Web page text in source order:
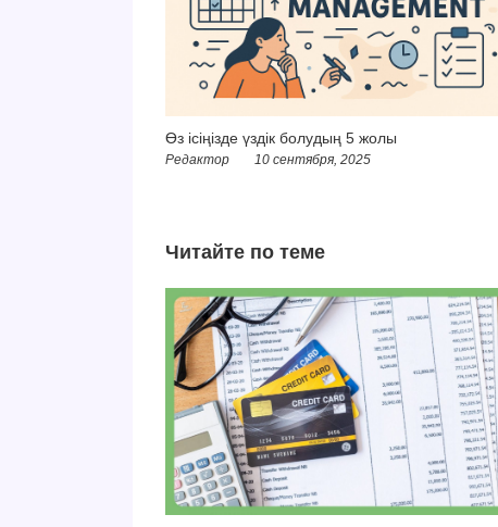
Өз ісіңізде үздік болудың 5 жолы
Редактор 10 сентября, 2025
Читайте по теме